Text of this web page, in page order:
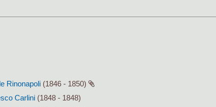
Rinonapoli (1846 - 1850)
Carlini (1848 - 1848)